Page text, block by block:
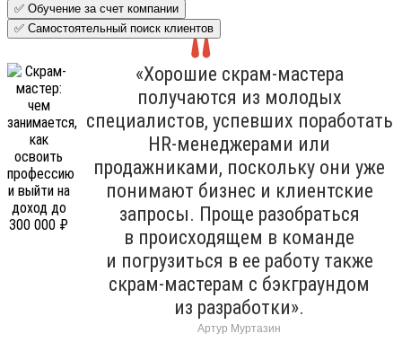
✅ Обучение за счет компании
✅ Самостоятельный поиск клиентов
«Хорошие скрам-мастера
получаются из молодых
специалистов, успевших поработать
HR-менеджерами или
продажниками, поскольку они уже
понимают бизнес и клиентские
запросы. Проще разобраться
в происходящем в команде
и погрузиться в ее работу также
скрам-мастерам с бэкграундом
из разработки».
Артур Муртазин